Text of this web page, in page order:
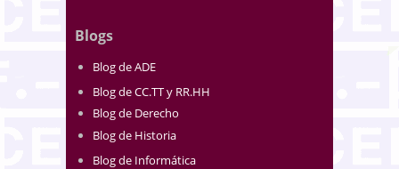
Blogs
Blog de ADE
Blog de CC.TT y RR.HH
Blog de Derecho
Blog de Historia
Blog de Informática